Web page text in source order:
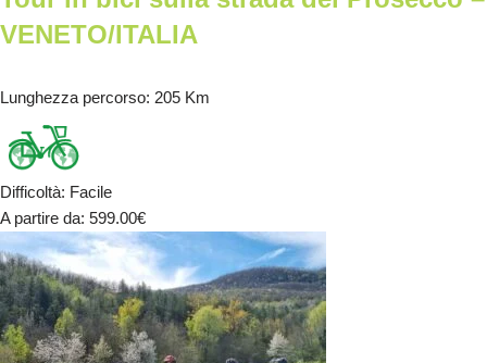
VENETO/ITALIA
Lunghezza percorso: 205 Km
Difficoltà: Facile
A partire da: 599.00€